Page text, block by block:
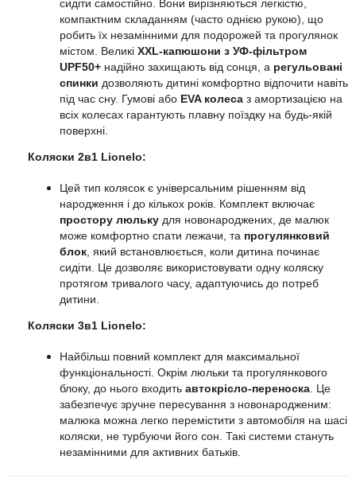
сидіти самостійно. Вони вирізняються легкістю,
компактним складанням (часто однією рукою), що
робить їх незамінними для подорожей та прогулянок
містом. Великі XXL-капюшони з УФ-фільтром
UPF50+ надійно захищають від сонця, а регульовані
спинки дозволяють дитині комфортно відпочити навіть
під час сну. Гумові або EVA колеса з амортизацією на
всіх колесах гарантують плавну поїздку на будь-якій
поверхні.
Коляски 2в1 Lionelo:
Цей тип колясок є універсальним рішенням від
народження і до кількох років. Комплект включає
простору люльку для новонароджених, де малюк
може комфортно спати лежачи, та прогулянковий
блок , який встановлюється, коли дитина починає
сидіти. Це дозволяє використовувати одну коляску
протягом тривалого часу, адаптуючись до потреб
дитини.
Коляски 3в1 Lionelo:
Найбільш повний комплект для максимальної
функціональності. Окрім люльки та прогулянкового
блоку, до нього входить автокрісло-переноска . Це
забезпечує зручне пересування з новонародженим:
малюка можна легко перемістити з автомобіля на шасі
коляски, не турбуючи його сон. Такі системи стануть
незамінними для активних батьків.